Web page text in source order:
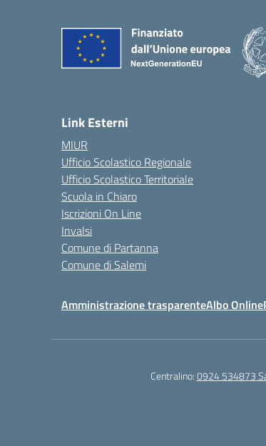
Link Esterni
MIUR
Ufficio Scolastico Regionale
Ufficio Scolastico Territoriale
Scuola in Chiaro
Iscrizioni On Line
Invalsi
Comune di Partanna
Comune di Salemi
Amministrazione trasparenteAlbo Online
Centralino:0924 534873